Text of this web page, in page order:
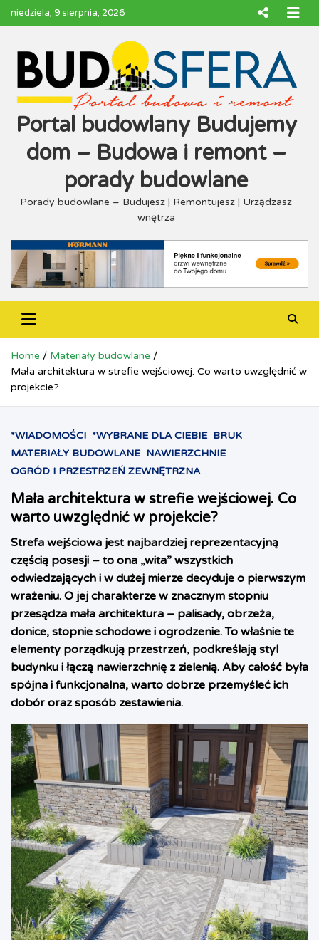
Skipniedziela, 9 sierpnia, 2026
Portal budowlany Budujemy
dom – Budowa i remont –
porady budowlane
Porady budowlane – Budujesz | Remontujesz | Urządzasz
wnętrza
Home
Materiały budowlane
Mała architektura w strefie wejściowej. Co warto uwzględnić w
projekcie?
*WIADOMOŚCI *WYBRANE DLA CIEBIE BRUK
MATERIAŁY BUDOWLANE NAWIERZCHNIE
OGRÓD I PRZESTRZEŃ ZEWNĘTRZNA
Mała architektura w strefie wejściowej. Co
warto uwzględnić w projekcie?
Strefa wejściowa jest najbardziej reprezentacyjną
częścią posesji – to ona „wita” wszystkich
odwiedzających i w dużej mierze decyduje o pierwszym
wrażeniu. O jej charakterze w znacznym stopniu
przesądza mała architektura – palisady, obrzeża,
donice, stopnie schodowe i ogrodzenie. To właśnie te
elementy porządkują przestrzeń, podkreślają styl
budynku i łączą nawierzchnię z zielenią. Aby całość była
spójna i funkcjonalna, warto dobrze przemyśleć ich
dobór oraz sposób zestawienia.